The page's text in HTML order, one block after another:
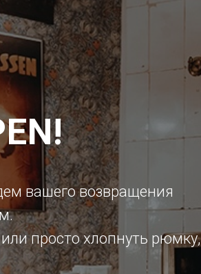
вашего возвращения
просто хлопнуть рюмку,